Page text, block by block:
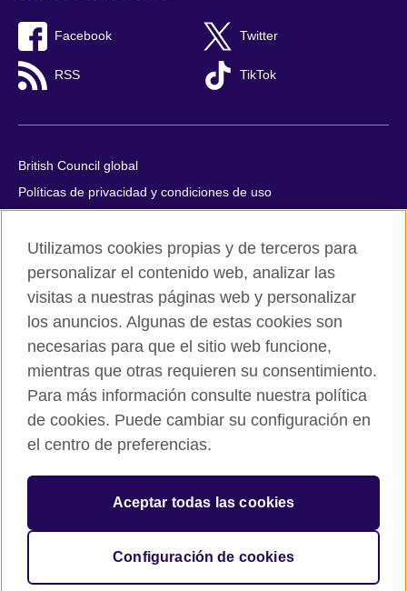
Facebook Twitter
RSS TikTok
British Council global
Políticas de privacidad y condiciones de uso
Cookies
Quejas y comentarios
Mapa del sitio
© 2026 British Council
All cultural activities in Mexico are carried out by British Council
Asociados A.C., a not-for-profit entity established to undertake
cultural activities, including the promotion and diffusion of British
culture in Mexico, the fostering of cultural relations and mutual
understanding, the promotion of the English language, and the
forms of cooperation between the United Kingdom and Mexico.
The United Kingdom’s international organisation for cultural
Utilizamos cookies propias y de terceros para
personalizar el contenido web, analizar las
visitas a nuestras páginas web y personalizar
los anuncios. Algunas de estas cookies son
necesarias para que el sitio web funcione,
mientras que otras requieren su consentimiento.
Para más información consulte nuestra política
de cookies. Puede cambiar su configuración en
el centro de preferencias.
Aceptar todas las cookies
Configuración de cookies